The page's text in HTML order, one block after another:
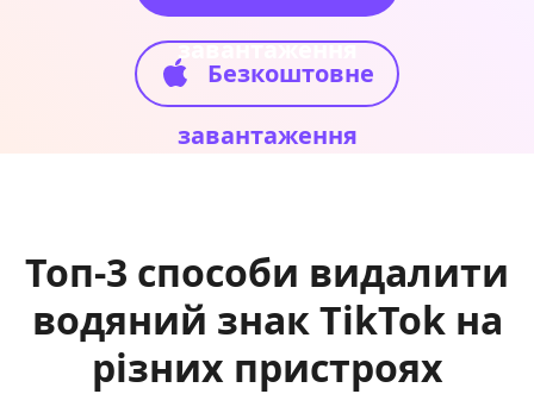
завантаження
Безкоштовне
завантаження
Топ-3 способи видалити
водяний знак TikTok на
різних пристроях